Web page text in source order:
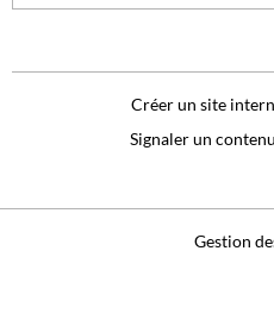
Créer un site
Signaler un
Gestion